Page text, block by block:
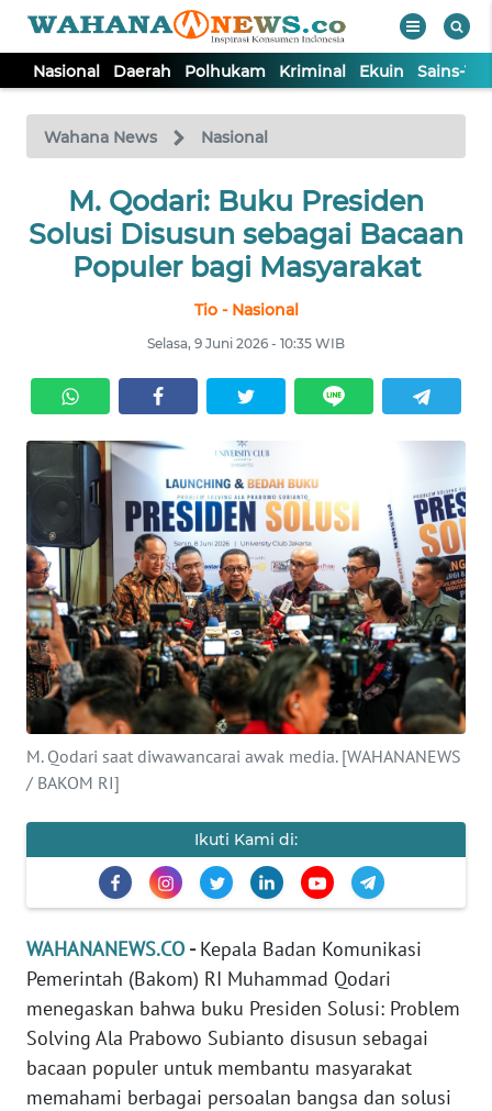
Nasional Daerah Polhukam Kriminal Ekuin Sains-
Wahana News Nasional
M. Qodari: Buku Presiden
Solusi Disusun sebagai Bacaan
Populer bagi Masyarakat
Tio - Nasional
Selasa, 9 Juni 2026 - 10:35 WIB
M. Qodari saat diwawancarai awak media. [WAHANANEWS
/ BAKOM RI]
Ikuti Kami di:
WAHANANEWS.CO -Kepala Badan Komunikasi
Pemerintah (Bakom) RI Muhammad Qodari
menegaskan bahwa buku Presiden Solusi: Problem
Solving Ala Prabowo Subianto disusun sebagai
bacaan populer untuk membantu masyarakat
memahami berbagai persoalan bangsa dan solusi
TV
Tutup
NASIONAL
DAERAH
KRIMINAL
EKUIN
SAINS-TEKNO
KESEHATAN
INTERNASIONAL
SERBA-SERBI
PENDIDIKAN
Informasi
INDEKS
BERITA